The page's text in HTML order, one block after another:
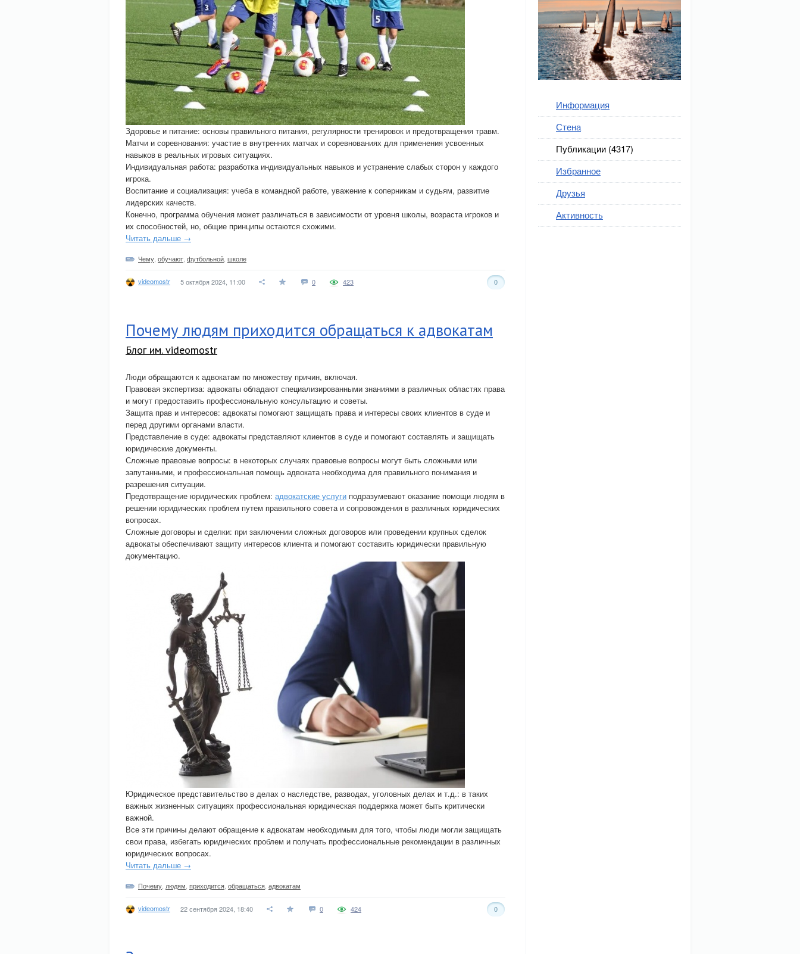
Информация
Стена
Публикации (4317)
Избранное
Друзья
Активность
Здоровье и питание: основы правильного питания, регулярности тренировок и предотвращения травм.
Матчи и соревнования: участие в внутренних матчах и соревнованиях для применения усвоенных
навыков в реальных игровых ситуациях.
Индивидуальная работа: разработка индивидуальных навыков и устранение слабых сторон у каждого
игрока.
Воспитание и социализация: учеба в командной работе, уважение к соперникам и судьям, развитие
лидерских качеств.
Конечно, программа обучения может различаться в зависимости от уровня школы, возраста игроков и
их способностей, но, общие принципы остаются схожими.
Читать дальше →
Чему обучают футбольной школе
videomostr 5 октября 2024, 11:00 0 0
423
Почему людям приходится обращаться к адвокатам
Блог им. videomostr
Люди обращаются к адвокатам по множеству причин, включая.
Правовая экспертиза: адвокаты обладают специализированными знаниями в различных областях права
и могут предоставить профессиональную консультацию и советы.
Защита прав и интересов: адвокаты помогают защищать права и интересы своих клиентов в суде и
перед другими органами власти.
Представление в суде: адвокаты представляют клиентов в суде и помогают составлять и защищать
юридические документы.
Сложные правовые вопросы: в некоторых случаях правовые вопросы могут быть сложными или
запутанными, и профессиональная помощь адвоката необходима для правильного понимания и
разрешения ситуации.
Предотвращение юридических проблем: адвокатские услуги подразумевают оказание помощи людям в
решении юридических проблем путем правильного совета и сопровождения в различных юридических
вопросах.
Сложные договоры и сделки: при заключении сложных договоров или проведении крупных сделок
адвокаты обеспечивают защиту интересов клиента и помогают составить юридически правильную
документацию.
Юридическое представительство в делах о наследстве, разводах, уголовных делах и т.д.: в таких
важных жизненных ситуациях профессиональная юридическая поддержка может быть критически
важной.
Все эти причины делают обращение к адвокатам необходимым для того, чтобы люди могли защищать
свои права, избегать юридических проблем и получать профессиональные рекомендации в различных
юридических вопросах.
Читать дальше →
Почему людям приходится обращаться адвокатам
videomostr 22 сентября 2024, 18:40 0 0
424